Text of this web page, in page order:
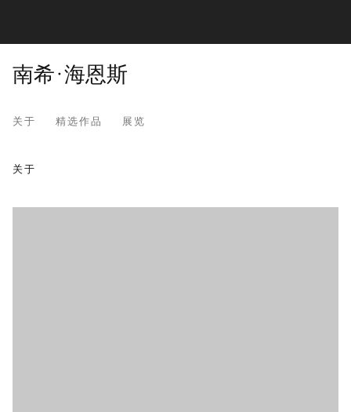
南希·海恩斯
南希·海恩斯
关于 精选作品 展览
关于